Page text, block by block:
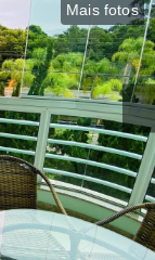
Mais fotos